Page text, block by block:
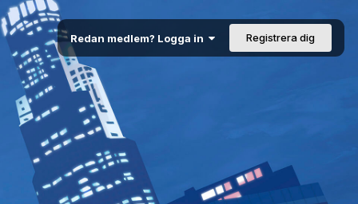
Redan medlem? Logga in Registrera dig